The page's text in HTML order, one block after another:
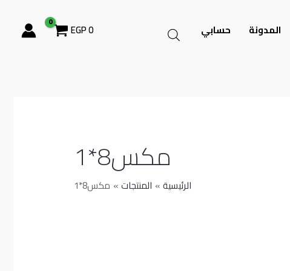
المدونة حسابي EGP0
مكس8*1
الرئيسية المنتجات مكس8*1